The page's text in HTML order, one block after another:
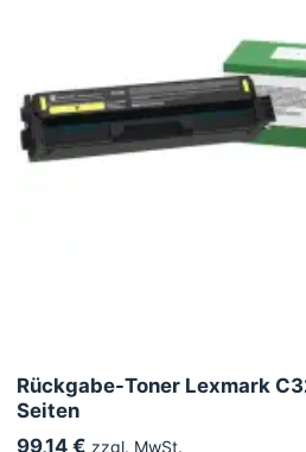
Rückgabe-Toner Lexmark
Seiten
99,14 € zzgl. MwSt.